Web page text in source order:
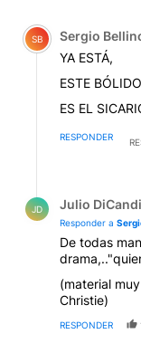
Comentario de
SB Sergio
YA ESTÁ,
ESTE
ES EL
RESPONDER
JD Julio
Responder a
De todas
(material
Christie)
RESPONDER